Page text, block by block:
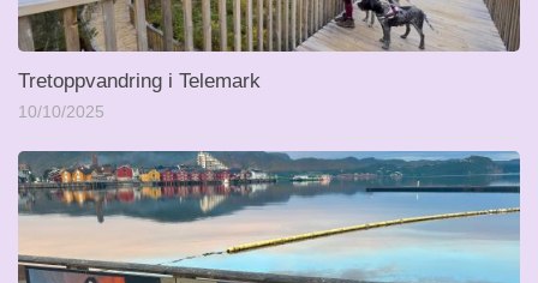
Tretoppvandring i Telemark
10/10/2025